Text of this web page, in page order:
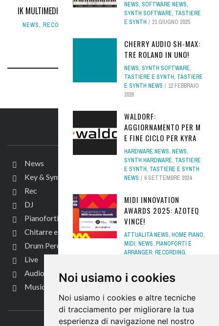
Noi usiamo i cookies
Noi usiamo i cookies e altre tecniche
di tracciamento per migliorare la tua
esperienza di navigazione nel nostro
IK MULTIMEDIA MIXBOX, RACK DI EFFETTI VIRTUALI PER IL MIX
NEWS, RECORDING RECORDING NEWS,SOFTWARE REC
NEWS, SOFTWARE NEWS,
SYNTH SOFTWARE, TASTIERE
E SYNTH
21 GIUGNO 2025
CHERRY AUDIO SH-MAX:
TRE ROLAND IN UNO!
NEWS, SYNTH SOFTWARE,
TASTIERE E SYNTH, TASTIERE
E SYNTH NEWS
12 FEBBRAIO
2026
WALDORF:
AGGIORNAMENTO PER M
E FINE CICLO PER KYRA
HARDWARE NEWS, NEWS,
SYNTH HARDWARE, TASTIERE
E SYNTH, TASTIERE E SYNTH
NEWS
6 SETTEMBRE 2024
MIDI INNOVATION
AWARDS 2025: AZOTEQ
VINCE!
ATTUALITÀ NEWS, HOME PIANO,
MIDI, NEWS, PIANOFORTI E
ARRANGER, RECORDING,
TASTIERE E SYNTH NEWS
SOMA LABORATORY FLUX
È ORA DISPONIBILE PER
IL SITO
News
Key & Synth
Rec
DJ
Pianoforti e Arranger
Chitarre e bassi
Drum Perc
Live
Audio per video
Music Life
CONTATTACI